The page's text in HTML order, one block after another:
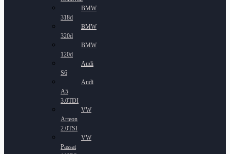
BMW
318d
BMW
320d
BMW
120d
Audi
S6
Audi
A5
3.0TDI
VW
Arteon
2.0TSI
VW
Passat